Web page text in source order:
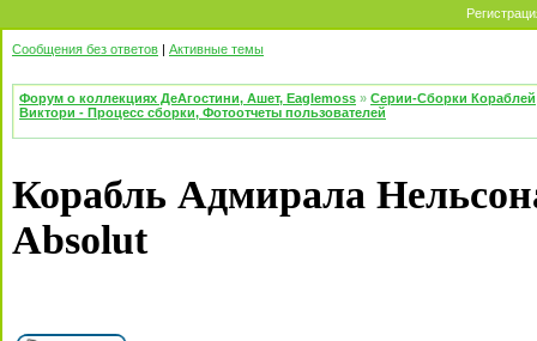
Сообщения без ответов | Активные темы
Форум о коллекциях ДеАгостини, Ашет, Eaglemoss » Серии-Сборки Кораблей
Виктори - Процесс сборки, Фотоотчеты пользователей
Корабль Адмирала
Absolut